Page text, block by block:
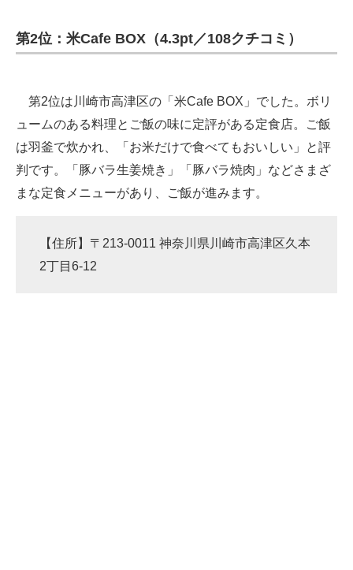
第2位：米Cafe BOX（4.3pt／108クチコミ）
第2位は川崎市高津区の「米Cafe BOX」でした。ボリ
ュームのある料理とご飯の味に定評がある定食店。ご飯
は羽釜で炊かれ、「お米だけで食べてもおいしい」と評
判です。「豚バラ生姜焼き」「豚バラ焼肉」などさまざ
まな定食メニューがあり、ご飯が進みます。
【住所】〒213-0011 神奈川県川崎市高津区久本
2丁目6-12